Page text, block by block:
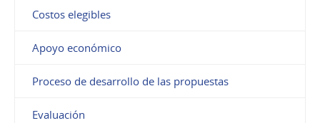
Costos elegibles
Apoyo económico
Proceso de desarrollo de las propuestas
Evaluación